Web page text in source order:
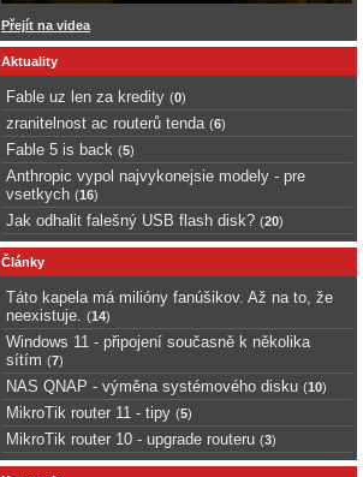
Přejít na videa
Aktuality
Fable uz len za kredity (0)
zranitelnost ac routerů tenda (6)
Fable 5 is back (5)
Anthropic vypol najvykonejsie modely - pre
vsetkych (16)
Jak odhalit falešný USB flash disk? (20)
Články
Táto kapela má milióny fanúšikov. Až na to, že
neexistuje.
(14)
Windows 11 - připojení současně k několika
sítím (7)
NAS QNAP - výměna systémového disku (10)
MikroTik router 11 - tipy (5)
MikroTik router 10 - upgrade routeru (3)